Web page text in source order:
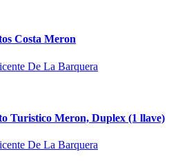
Costa Meron
De La Barquera
Turistico Meron, Duplex (1 llave)
De La Barquera